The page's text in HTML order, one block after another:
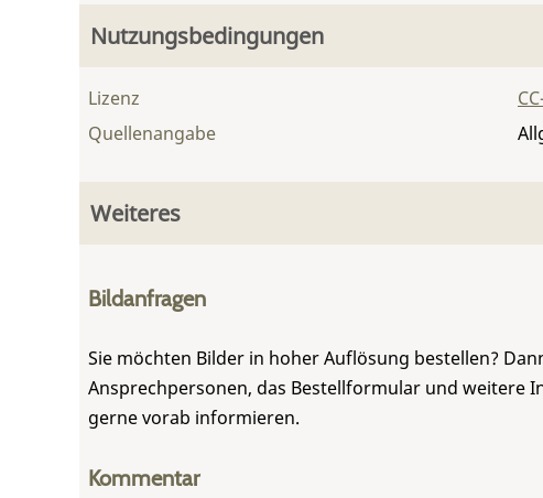
Nutzungsbedingungen
Lizenz
Quellenangabe
Weiteres
Bildanfragen
Sie möchten Bilder in hoher Auflösung bestellen?
Ansprechpersonen, das Bestellformular und weitere
gerne vorab informieren.
Kommentar